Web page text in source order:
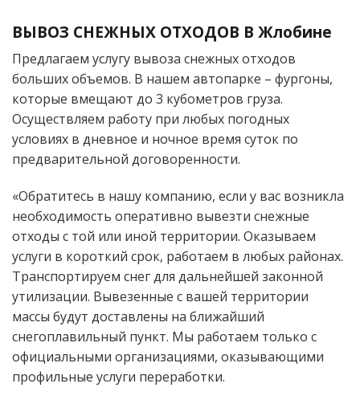
ВЫВОЗ СНЕЖНЫХ ОТХОДОВ В Жлобине
Предлагаем услугу вывоза снежных отходов
больших объемов. В нашем автопарке – фургоны,
которые вмещают до 3 кубометров груза.
Осуществляем работу при любых погодных
условиях в дневное и ночное время суток по
предварительной договоренности.
«Обратитесь в нашу компанию, если у вас возникла
необходимость оперативно вывезти снежные
отходы с той или иной территории. Оказываем
услуги в короткий срок, работаем в любых районах.
Транспортируем снег для дальнейшей законной
утилизации. Вывезенные с вашей территории
массы будут доставлены на ближайший
снегоплавильный пункт. Мы работаем только с
официальными организациями, оказывающими
профильные услуги переработки.